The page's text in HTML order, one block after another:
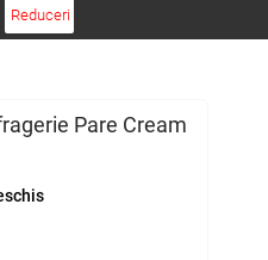
Reduceri
Pare Cream